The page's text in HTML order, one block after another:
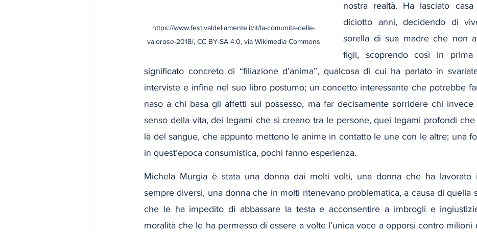
https://www.festivaldellamente.it/it/la-comunita-delle-
valorose-2018/, CC BY-SA 4.0, via Wikimedia Commons
nostra realtà. Ha lasciato
diciotto anni, decidendo di
sorella di sua madre che non
figli, scoprendo così in prima
significato concreto di “filiazione d’anima”, qualcosa di cui ha parlato in
interviste e infine nel suo libro postumo; un concetto interessante che potrebbe
naso a chi basa gli affetti sul possesso, ma far decisamente sorridere chi invece
senso della vita, dei legami che si creano tra le persone, quei legami profondi
là del sangue, che appunto mettono le anime in contatto le une con le altre; una
in quest’epoca consumistica, pochi fanno esperienza.
Michela Murgia è stata una donna dai molti volti, una donna che ha lavorato
sempre diversi, una donna che in molti ritenevano problematica, a causa di quella
che le ha impedito di abbassare la testa e acconsentire a imbrogli e
moralità che le ha permesso di essere a volte l’unica voce a opporsi contro milioni